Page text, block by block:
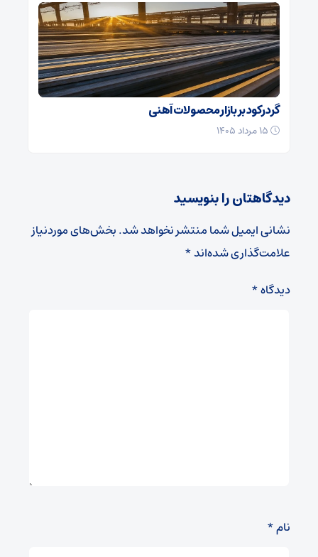
گرد رکود بر بازار محصولات آهنی
دیدگاهتان را بنویسید
نشانی ایمیل شما منتشر نخواهد شد.بخش‌های موردنیاز
علامت‌گذاری شده‌اند*
دیدگاه*
نام*